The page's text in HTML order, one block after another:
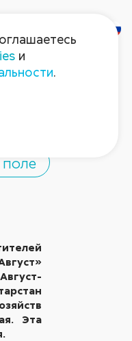
Эта
и
.